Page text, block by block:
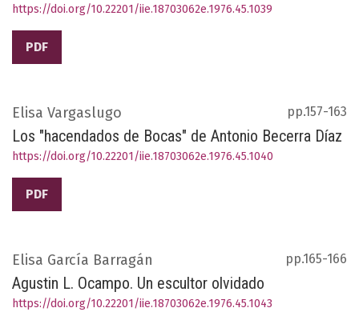
https://doi.org/10.22201/iie.18703062e.1976.45.1039
PDF
Elisa Vargaslugo pp.157-163
Los "hacendados de Bocas" de Antonio Becerra Díaz
https://doi.org/10.22201/iie.18703062e.1976.45.1040
PDF
Elisa García Barragán pp.165-166
Agustin L. Ocampo. Un escultor olvidado
https://doi.org/10.22201/iie.18703062e.1976.45.1043